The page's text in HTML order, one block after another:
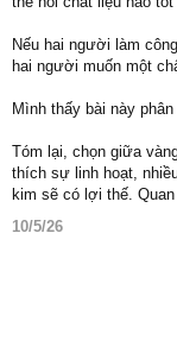
Nếu hai người làm
hai người muốn một
Mình thấy bài này
Tóm lại, chọn giữa
thích sự linh hoạt,
kim sẽ có lợi thế.
10/5/26